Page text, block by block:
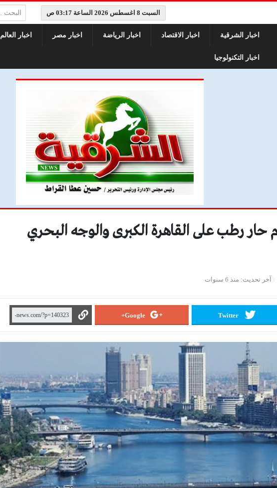
السبت 8 اغسطس 2026 الساعة 03:17 ص البحث:
اخبار الشرقية اخبار الاقتصاد اخبار الرياضة اخبار مصر اخبار العالم
اخبار التكنولوجيا
رطب على القاهرة الكبرى والوجه البحري
آخر تحديث منذ 6 سنوات
Twitter
Google+